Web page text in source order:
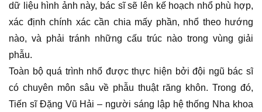
dữ liệu hình ảnh này, bác sĩ sẽ lên kế hoạch nhổ phù hợp,
xác định chính xác cần chia mấy phần, nhổ theo hướng
nào, và phải tránh những cấu trúc nào trong vùng giải
phẫu.
Toàn bộ quá trình nhổ được thực hiện bởi đội ngũ bác sĩ
có chuyên môn sâu về phẫu thuật răng khôn. Trong đó,
Tiến sĩ Đặng Vũ Hải – người sáng lập hệ thống Nha khoa